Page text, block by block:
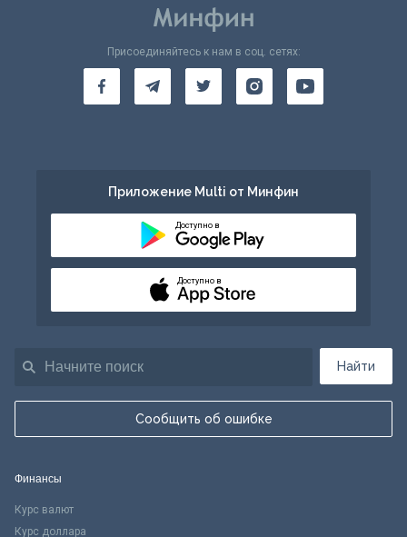
Найти
Сообщить об ошибке
Присоединяйтесь к нам в соц. сетях:
Приложение Multi от Минфин
Доступно в
Доступно в
Финансы
Курс валют
Курс доллара